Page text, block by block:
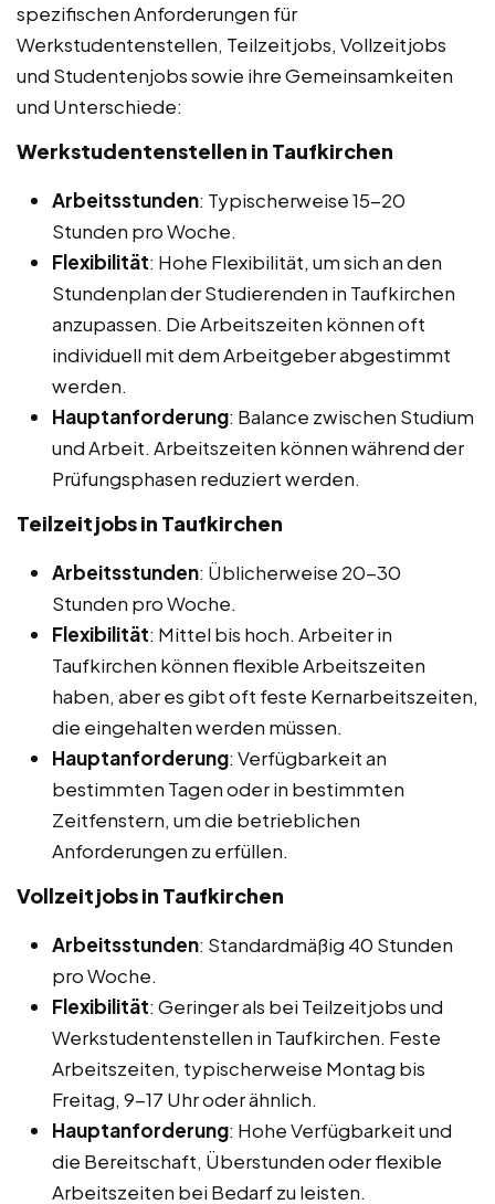
spezifischen Anforderungen für
Werkstudentenstellen, Teilzeitjobs, Vollzeitjobs
und Studentenjobs sowie ihre Gemeinsamkeiten
und Unterschiede:
Werkstudentenstellen in Taufkirchen
Arbeitsstunden: Typischerweise 15-20
Stunden pro Woche.
Flexibilität: Hohe Flexibilität, um sich an den
Stundenplan der Studierenden in Taufkirchen
anzupassen. Die Arbeitszeiten können oft
individuell mit dem Arbeitgeber abgestimmt
werden.
Hauptanforderung: Balance zwischen Studium
und Arbeit. Arbeitszeiten können während der
Prüfungsphasen reduziert werden.
Teilzeitjobs in Taufkirchen
Arbeitsstunden: Üblicherweise 20-30
Stunden pro Woche.
Flexibilität: Mittel bis hoch. Arbeiter in
Taufkirchen können flexible Arbeitszeiten
haben, aber es gibt oft feste Kernarbeitszeiten,
die eingehalten werden müssen.
Hauptanforderung: Verfügbarkeit an
bestimmten Tagen oder in bestimmten
Zeitfenstern, um die betrieblichen
Anforderungen zu erfüllen.
Vollzeitjobs in Taufkirchen
Arbeitsstunden: Standardmäßig 40 Stunden
pro Woche.
Flexibilität: Geringer als bei Teilzeitjobs und
Werkstudentenstellen in Taufkirchen. Feste
Arbeitszeiten, typischerweise Montag bis
Freitag, 9-17 Uhr oder ähnlich.
Hauptanforderung: Hohe Verfügbarkeit und
die Bereitschaft, Überstunden oder flexible
Arbeitszeiten bei Bedarf zu leisten.